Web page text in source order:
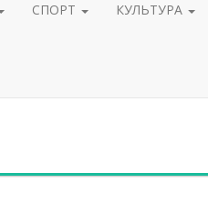
СПОРТ КУЛЬТУРА